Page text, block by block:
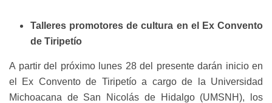
Talleres promotores de cultura en el Ex Convento
de Tiripetío
A partir del próximo lunes 28 del presente darán inicio en
el Ex Convento de Tiripetío a cargo de la Universidad
Michoacana de San Nicolás de Hidalgo (UMSNH), los